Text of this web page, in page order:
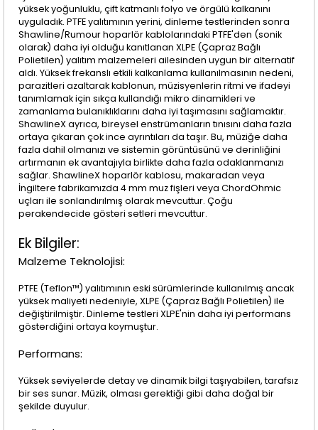
yüksek yoğunluklu, çift katmanlı folyo ve örgülü kalkanını
uyguladık. PTFE yalıtımının yerini, dinleme testlerinden sonra
Shawline/Rumour hoparlör kablolarındaki PTFE'den (sonik
olarak) daha iyi olduğu kanıtlanan XLPE (Çapraz Bağlı
Polietilen) yalıtım malzemeleri ailesinden uygun bir alternatif
aldı. Yüksek frekanslı etkili kalkanlama kullanılmasının nedeni,
parazitleri azaltarak kablonun, müzisyenlerin ritmi ve ifadeyi
tanımlamak için sıkça kullandığı mikro dinamikleri ve
zamanlama bulanıklıklarını daha iyi taşımasını sağlamaktır.
ShawlineX ayrıca, bireysel enstrümanların tınısını daha fazla
ortaya çıkaran çok ince ayrıntıları da taşır. Bu, müziğe daha
fazla dahil olmanızı ve sistemin görüntüsünü ve derinliğini
artırmanın ek avantajıyla birlikte daha fazla odaklanmanızı
sağlar. ShawlineX hoparlör kablosu, makaradan veya
İngiltere fabrikamızda 4 mm muz fişleri veya ChordOhmic
uçları ile sonlandırılmış olarak mevcuttur. Çoğu
perakendecide gösteri setleri mevcuttur.
Ek Bilgiler:
Malzeme Teknolojisi:
PTFE (Teflon™) yalıtımının eski sürümlerinde kullanılmış ancak
yüksek maliyeti nedeniyle, XLPE (Çapraz Bağlı Polietilen) ile
değiştirilmiştir. Dinleme testleri XLPE'nin daha iyi performans
gösterdiğini ortaya koymuştur.
Performans:
Yüksek seviyelerde detay ve dinamik bilgi taşıyabilen, tarafsız
bir ses sunar. Müzik, olması gerektiği gibi daha doğal bir
şekilde duyulur.